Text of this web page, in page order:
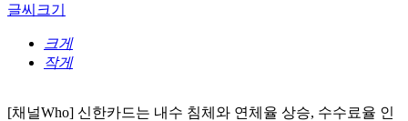
글씨크기
크게
작게
[채널Who] 신한카드는 내수 침체와 연체율 상승, 수수료율 인